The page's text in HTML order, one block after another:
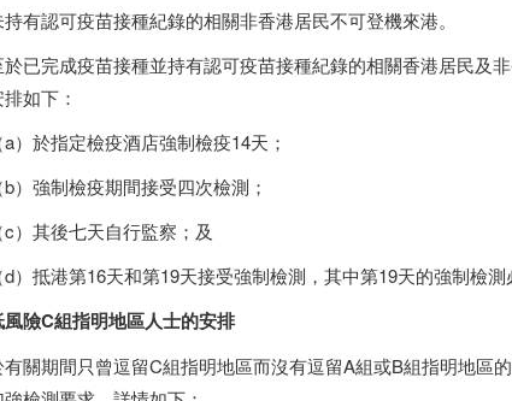
有認可疫苗接種紀錄的相關非香港居民不可登機來港。
已完成疫苗接種並持有認可疫苗接種紀錄的相關香港居民及非
如下：
）於指定檢疫酒店強制檢疫14天；
）強制檢疫期間接受四次檢測；
）其後七天自行監察；及
）抵港第16天和第19天接受強制檢測，其中第19天的強制檢測
風險C組指明地區人士的安排
關期間只曾逗留C組指明地區而沒有逗留A組或B組指明地區的